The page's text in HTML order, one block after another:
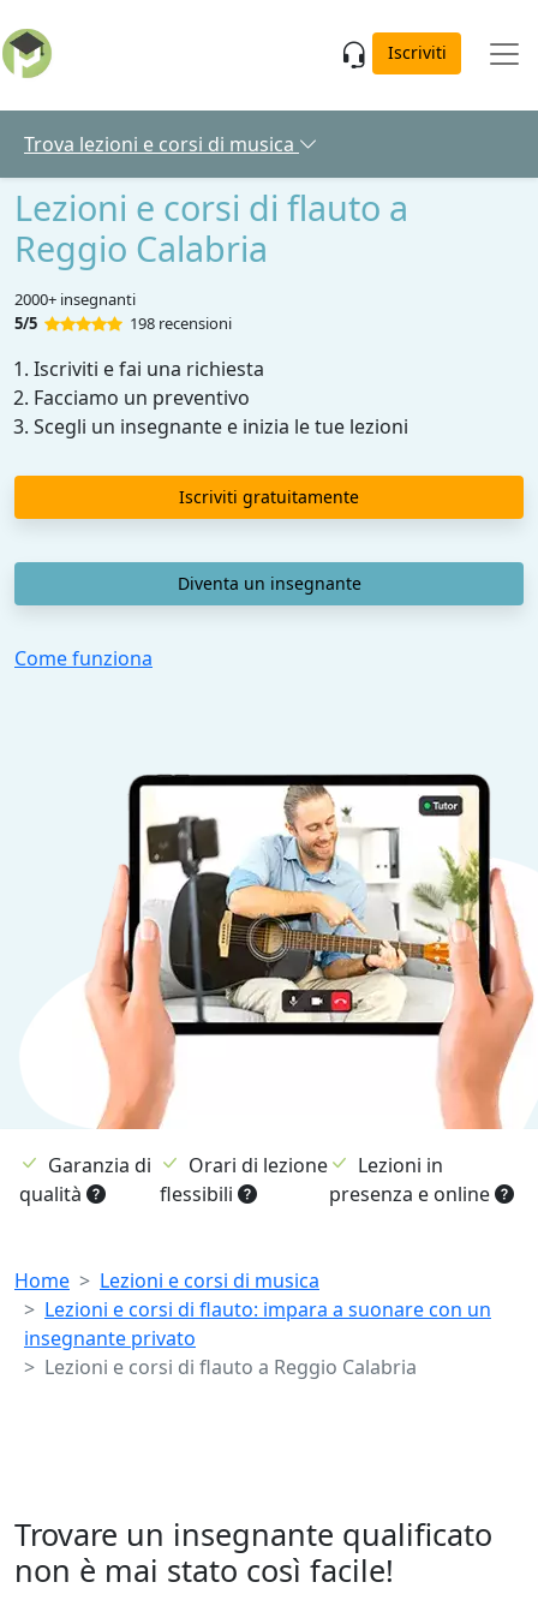
Iscriviti
Trova lezioni e corsi di musica
Lezioni e corsi di flauto a
Reggio Calabria
2000+ insegnanti
5/5
198 recensioni
Iscriviti e fai una richiesta
Facciamo un preventivo
Scegli un insegnante e inizia le tue lezioni
Iscriviti gratuitamente
Diventa un insegnante
Come funziona
Garanzia di
qualità
Orari di lezione
flessibili
Lezioni in
presenza e online
Breadcrumb
Home
Lezioni e corsi di musica
Lezioni e corsi di flauto: impara a suonare con un
insegnante privato
Lezioni e corsi di flauto a Reggio Calabria
Trovare un insegnante qualificato
non è mai stato così facile!